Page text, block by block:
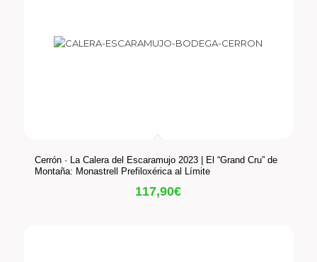
Cerrón · La Calera del Escaramujo 2023 | El “Grand Cru” de
Montaña: Monastrell Prefiloxérica al Límite
117,90€